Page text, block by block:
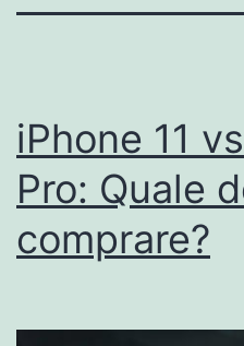
iPhone 11
Pro: Quale
comprare?